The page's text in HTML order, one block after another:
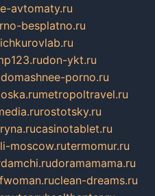
avtomaty.ru
besplatno.ru
don-ykt.ru
domashnee-porno.ru
metropoltravel.ru
rostotsky.ru
casinotablet.ru
moscow.rutermomur.ru
doramamama.ru
clean-dreams.ru